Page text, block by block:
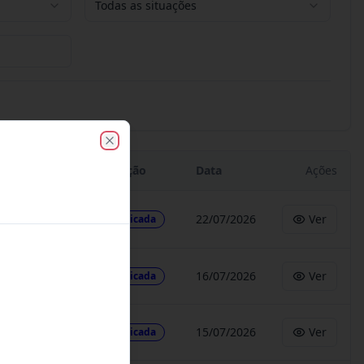
Todas as situações
Situação Data Ações
Publicada 22/07/2026 Ver
Publicada 16/07/2026 Ver
Publicada 15/07/2026 Ver
Close